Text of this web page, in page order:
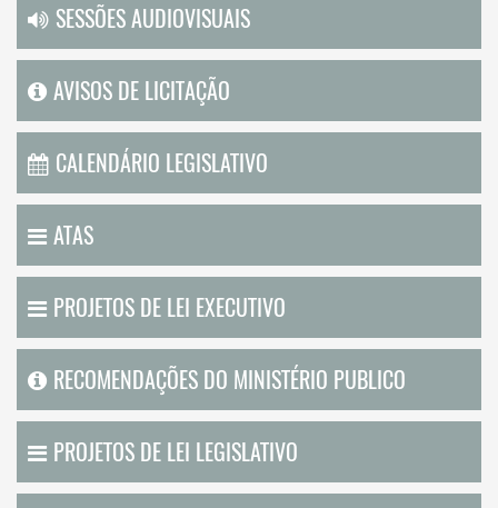
SESSÕES AUDIOVISUAIS
AVISOS DE LICITAÇÃO
CALENDÁRIO LEGISLATIVO
ATAS
PROJETOS DE LEI EXECUTIVO
RECOMENDAÇÕES DO MINISTÉRIO PUBLICO
PROJETOS DE LEI LEGISLATIVO